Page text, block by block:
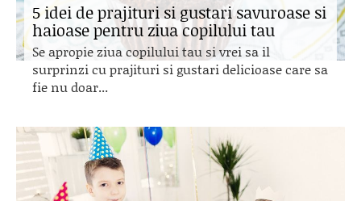
5 idei de prajituri si gustari savuroase si
haioase pentru ziua copilului tau
Se apropie ziua copilului tau si vrei sa il
surprinzi cu prajituri si gustari delicioase care sa
fie nu doar...